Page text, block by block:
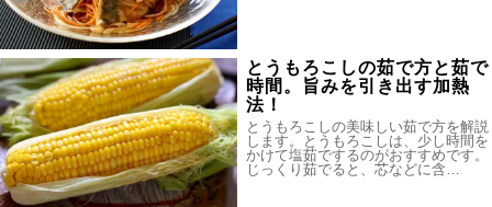
とうもろこしの茹で方と茹で
時間。旨みを引き出す加熱
法！
とうもろこしの美味しい茹で方を解説
します。とうもろこしは、少し時間を
かけて塩茹でするのがおすすめです。
じっくり茹でると、芯などに含…